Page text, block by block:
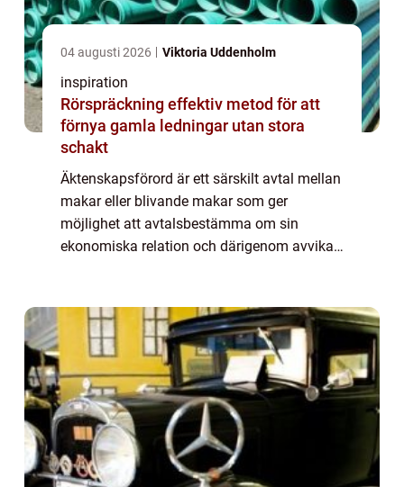
04 augusti 2026 Viktoria Uddenholm
inspiration
Rörspräckning effektiv metod för att
förnya gamla ledningar utan stora
schakt
Äktenskapsförord är ett särskilt avtal mellan
makar eller blivande makar som ger
möjlighet att avtalsbestämma om sin
ekonomiska relation och därigenom avvika